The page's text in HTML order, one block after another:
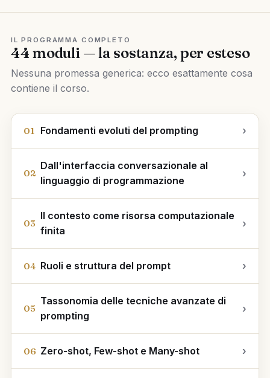
IL PROGRAMMA COMPLETO
44 moduli — la sostanza, per esteso
Nessuna promessa generica: ecco esattamente cosa
contiene il corso.
01 Fondamenti evoluti del prompting ›
02
Dall'interfaccia conversazionale al
linguaggio di programmazione
›
03
Il contesto come risorsa computazionale
finita
›
04 Ruoli e struttura del prompt ›
05
Tassonomia delle tecniche avanzate di
prompting
›
06 Zero-shot, Few-shot e Many-shot ›